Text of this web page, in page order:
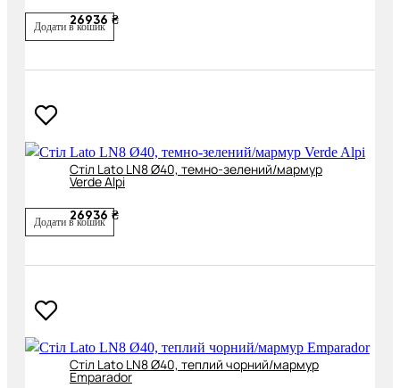
26936 ₴
Додати в кошик
Cтіл Lato LN8 Ø40, темно-зелений/мармур
Verde Alpi
26936 ₴
Додати в кошик
Cтіл Lato LN8 Ø40, теплий чорний/мармур
Emparador